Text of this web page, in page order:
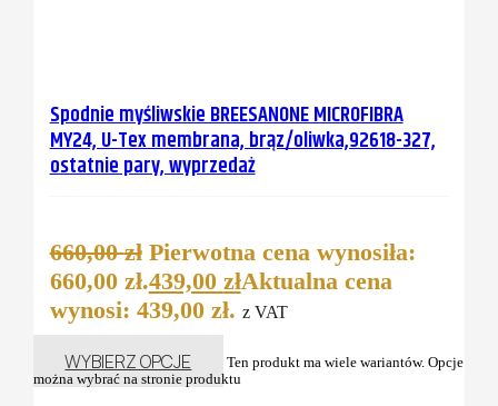
Spodnie myśliwskie BREESANONE MICROFIBRA
MY24, U-Tex membrana, brąz/oliwka,92618-327,
ostatnie pary, wyprzedaż
660,00zł Pierwotna cena wynosiła:
660,00 zł.439,00 złAktualna cena
wynosi: 439,00 zł. z VAT
WYBIERZ OPCJE
Ten produkt ma wiele wariantów. Opcje
można wybrać na stronie produktu